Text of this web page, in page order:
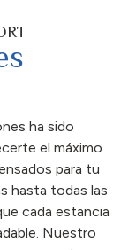
ha sido
el máximo
para tu
hasta todas las
cada estancia
Nuestro